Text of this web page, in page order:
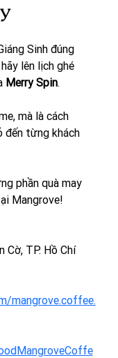
Sinh đúng
lên lịch ghé
Merry Spin.
mà là cách
đến từng khách
phần quà may
Mangrove!
Cờ, TP. Hồ Chí
mangrove.coffee.